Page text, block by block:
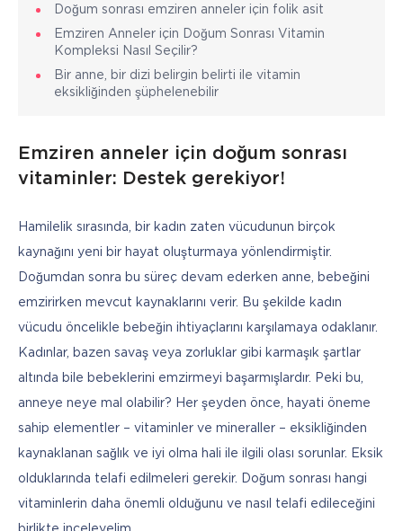
Doğum sonrası emziren anneler için folik asit
Emziren Anneler için Doğum Sonrası Vitamin
Kompleksi Nasıl Seçilir?
Bir anne, bir dizi belirgin belirti ile vitamin
eksikliğinden şüphelenebilir
Emziren anneler için doğum sonrası
vitaminler: Destek gerekiyor!
Hamilelik sırasında, bir kadın zaten vücudunun birçok
kaynağını yeni bir hayat oluşturmaya yönlendirmiştir.
Doğumdan sonra bu süreç devam ederken anne, bebeğini
emzirirken mevcut kaynaklarını verir. Bu şekilde kadın
vücudu öncelikle bebeğin ihtiyaçlarını karşılamaya odaklanır.
Kadınlar, bazen savaş veya zorluklar gibi karmaşık şartlar
altında bile bebeklerini emzirmeyi başarmışlardır. Peki bu,
anneye neye mal olabilir? Her şeyden önce, hayati öneme
sahip elementler – vitaminler ve mineraller – eksikliğinden
kaynaklanan sağlık ve iyi olma hali ile ilgili olası sorunlar. Eksik
olduklarında telafi edilmeleri gerekir. Doğum sonrası hangi
vitaminlerin daha önemli olduğunu ve nasıl telafi edileceğini
birlikte inceleyelim.